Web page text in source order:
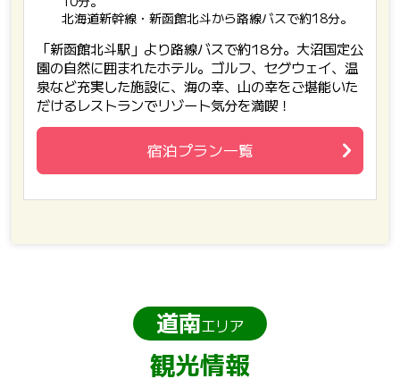
北海道新幹線・新函館北斗から路線バスで約18分。
「新函館北斗駅」より路線バスで約18分。大沼国定公
園の自然に囲まれたホテル。ゴルフ、セグウェイ、温
泉など充実した施設に、海の幸、山の幸をご堪能いた
だけるレストランでリゾート気分を満喫！
宿泊プラン一覧
道南エリア
観光情報